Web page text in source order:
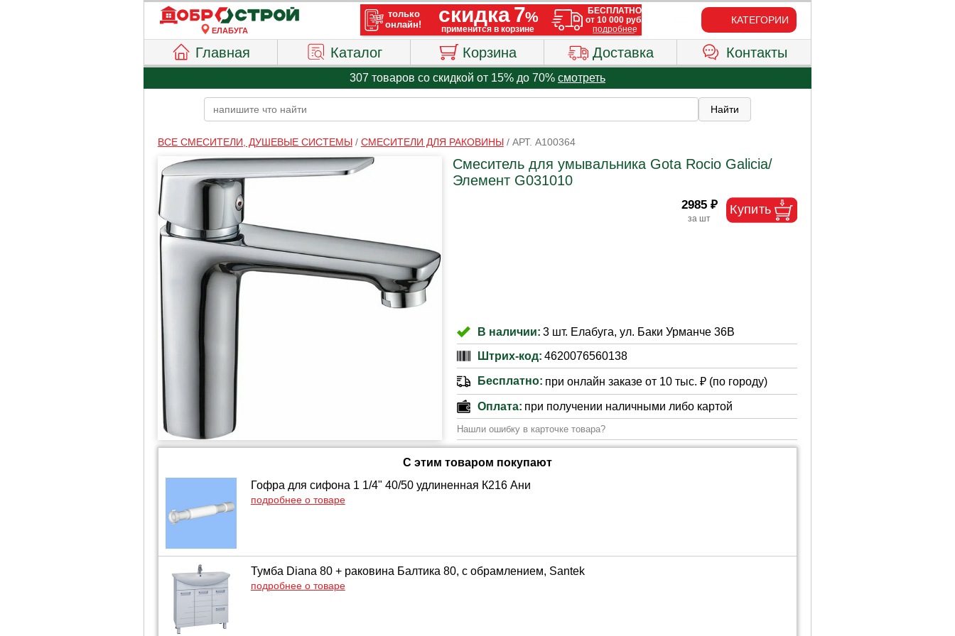
ЕЛАБУГА
КАТЕГОРИИ
Главная Каталог Корзина Доставка Контакты
307 товаров со скидкой от 15% до 70% смотреть
ВСЕ СМЕСИТЕЛИ, ДУШЕВЫЕ СИСТЕМЫ/ СМЕСИТЕЛИ ДЛЯ РАКОВИНЫ/ АРТ. A100364
Смеситель для умывальника Gota Rocio Galicia/
Элемент G031010
2985 ₽
В наличии: 3 шт. Елабуга, ул. Баки Урманче 36В
Штрих-код: 4620076560138
Бесплатно: при онлайн заказе от 10 тыс. ₽ (по городу)
Оплата: при получении наличными либо картой
Нашли ошибку в карточке товара?
С этим товаром покупают
Гофра для сифона 1 1/4" 40/50 удлиненная К216 Ани
подробнее о товаре
Тумба Diana 80 + раковина Балтика 80, с обрамлением, Santek
подробнее о товаре